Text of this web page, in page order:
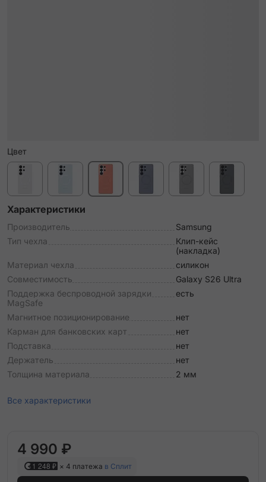
Цвет
Характеристики
Производитель
Samsung
Тип чехла
Клип-кейс
(накладка)
Материал чехла
силикон
Совместимость
Galaxy S26 Ultra
Поддержка беспроводной зарядки
MagSafe
есть
Магнитное позиционирование
нет
Карман для банковских карт
нет
Подставка
нет
Держатель
нет
Толщина материала
2 мм
Все характеристики
4 990 ₽
1 248 ₽ × 4 платежа в Сплит